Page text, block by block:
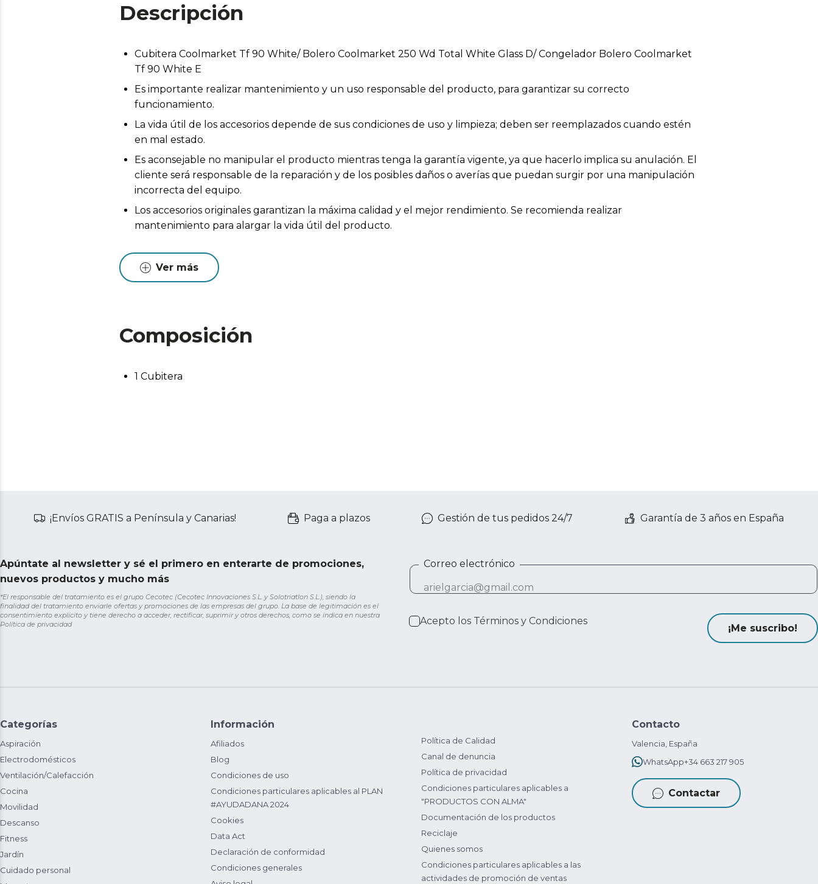
Descripción
Cubitera Coolmarket Tf 90 White/ Bolero Coolmarket 250 Wd Total White Glass D/ Congelador Bolero Coolmarket
Tf 90 White E
Es importante realizar mantenimiento y un uso responsable del producto, para garantizar su correcto
funcionamiento.
La vida útil de los accesorios depende de sus condiciones de uso y limpieza; deben ser reemplazados cuando estén
en mal estado.
Es aconsejable no manipular el producto mientras tenga la garantía vigente, ya que hacerlo implica su anulación. El
cliente será responsable de la reparación y de los posibles daños o averías que puedan surgir por una manipulación
incorrecta del equipo.
Los accesorios originales garantizan la máxima calidad y el mejor rendimiento. Se recomienda realizar
mantenimiento para alargar la vida útil del producto.
Ver más
Composición
1 Cubitera
¡Envíos GRATIS a Península y Canarias! Paga a plazos Gestión de tus pedidos 24/7 Garantía de 3 años en España
Apúntate al newsletter y sé el primero en enterarte de promociones,
nuevos productos y mucho más
*El responsable del tratamiento es el grupo Cecotec (Cecotec Innovaciones S.L. y Solotriatlon S.L.), siendo la
finalidad del tratamiento enviarle ofertas y promociones de las empresas del grupo. La base de legitimación es el
consentimiento explícito y tiene derecho a acceder, rectificar, suprimir y otros derechos, como se indica en nuestra
Política de privacidad
Correo electrónico
Acepto los Términos y Condiciones
¡Me suscribo!
Categorías
Aspiración
Electrodomésticos
Ventilación/Calefacción
Cocina
Movilidad
Descanso
Fitness
Jardín
Cuidado personal
Información
Afiliados
Blog
Condiciones de uso
Condiciones particulares aplicables al PLAN
#AYUDADANA 2024
Cookies
Data Act
Declaración de conformidad
Condiciones generales
Política de Calidad
Canal de denuncia
Política de privacidad
Condiciones particulares aplicables a
"PRODUCTOS CON ALMA"
Documentación de los productos
Reciclaje
Quienes somos
Condiciones particulares aplicables a las
actividades de promoción de ventas
Contacto
Valencia, España
WhatsApp+34 663 217 905
Contactar